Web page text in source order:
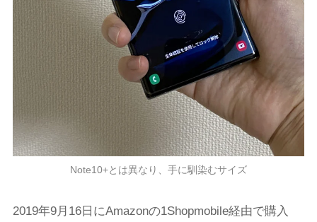
Note10+とは異なり、手に馴染むサイズ
2019年9月16日にAmazonの1Shopmobile経由で購入